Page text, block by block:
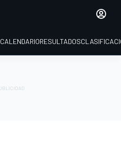
CALENDARIORESULTADOS